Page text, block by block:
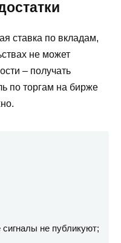
ставка по вкладам,
не может
– получать
по торгам на бирже
не публикуют;